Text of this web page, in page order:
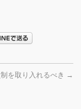
を取り入れるべき →